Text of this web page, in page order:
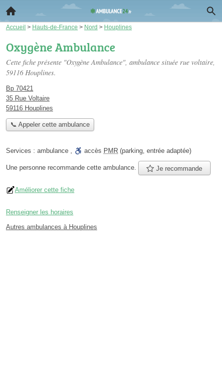
Accueil > Hauts-de-France > Nord > Houplines
Oxygène Ambulance
Cette fiche présente "Oxygène Ambulance", ambulance située rue voltaire,
59116 Houplines.
Bp 70421
35 Rue Voltaire
59116 Houplines
📞 Appeler cette ambulance
Services : ambulance , accès PMR (parking, entrée adaptée)
Une personne recommande cette ambulance. Je recommande
Améliorer cette fiche
Renseigner les horaires
Autres ambulances à Houplines